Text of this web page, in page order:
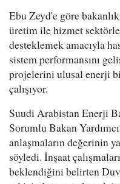
Ebu Zeyd'e göre
üretim ile hizmet
desteklemek amacıyla
sistem performansını
projelerini ulusal enerji
çalışıyor.
Suudi Arabistan Enerji
Sorumlu Bakan
anlaşmaların değerinin
söyledi. İnşaat
beklendiğini belirten